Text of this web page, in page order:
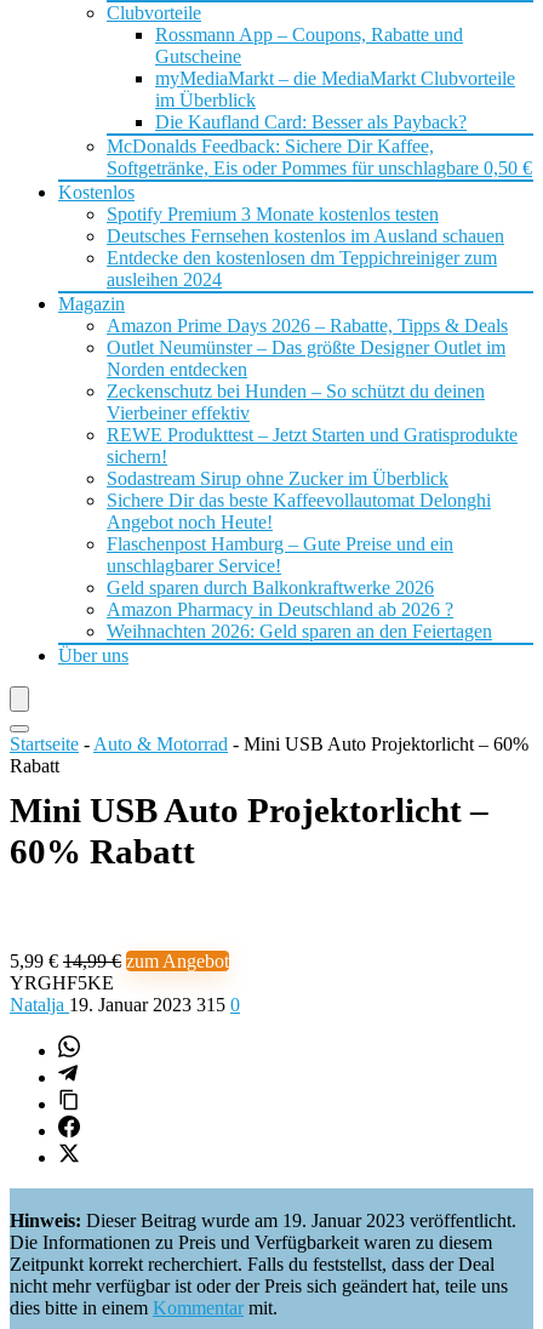
Clubvorteile
Rossmann App – Coupons, Rabatte und
Gutscheine
myMediaMarkt – die MediaMarkt Clubvorteile
im Überblick
Die Kaufland Card: Besser als Payback?
McDonalds Feedback: Sichere Dir Kaffee,
Softgetränke, Eis oder Pommes für unschlagbare 0,50 €
Kostenlos
Spotify Premium 3 Monate kostenlos testen
Deutsches Fernsehen kostenlos im Ausland schauen
Entdecke den kostenlosen dm Teppichreiniger zum
ausleihen 2024
Magazin
Amazon Prime Days 2026 – Rabatte, Tipps & Deals
Outlet Neumünster – Das größte Designer Outlet im
Norden entdecken
Zeckenschutz bei Hunden – So schützt du deinen
Vierbeiner effektiv
REWE Produkttest – Jetzt Starten und Gratisprodukte
sichern!
Sodastream Sirup ohne Zucker im Überblick
Sichere Dir das beste Kaffeevollautomat Delonghi
Angebot noch Heute!
Flaschenpost Hamburg – Gute Preise und ein
unschlagbarer Service!
Geld sparen durch Balkonkraftwerke 2026
Amazon Pharmacy in Deutschland ab 2026 ?
Weihnachten 2026: Geld sparen an den Feiertagen
Über uns
Startseite - Auto & Motorrad - Mini USB Auto Projektorlicht – 60%
Rabatt
Mini USB Auto Projektorlicht –
60% Rabatt
5,99 € 14,99 € zum Angebot
YRGHF5KE
Natalja 19. Januar 2023 315 0
Hinweis: Dieser Beitrag wurde am 19. Januar 2023 veröffentlicht.
Die Informationen zu Preis und Verfügbarkeit waren zu diesem
Zeitpunkt korrekt recherchiert. Falls du feststellst, dass der Deal
nicht mehr verfügbar ist oder der Preis sich geändert hat, teile uns
dies bitte in einem Kommentarmit.